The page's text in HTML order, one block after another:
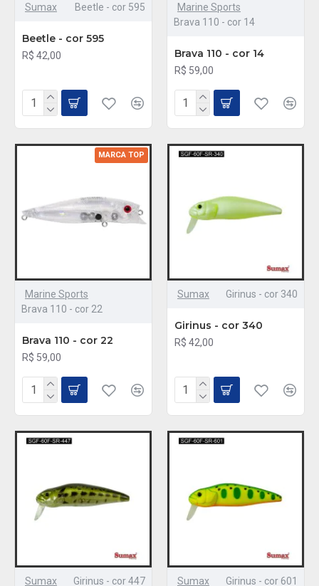
Sumax Beetle - cor 595
Beetle - cor 595
R$ 42,00
Marine Sports
Brava 110 - cor 14
Brava 110 - cor 14
R$ 59,00
MARCA TOP
Marine Sports
Brava 110 - cor 22
Brava 110 - cor 22
R$ 59,00
Sumax Girinus - cor 340
Girinus - cor 340
R$ 42,00
Sumax Girinus - cor 447 Sumax Girinus - cor 601